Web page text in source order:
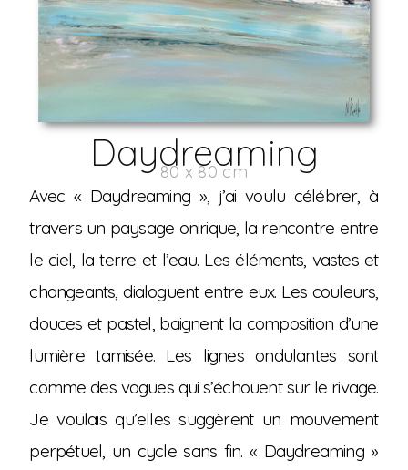
Daydreaming
80 x 80 cm
Avec « Daydreaming », j’ai voulu célébrer, à
travers un paysage onirique, la rencontre entre
le ciel, la terre et l’eau. Les éléments, vastes et
changeants, dialoguent entre eux. Les couleurs,
douces et pastel, baignent la composition d’une
lumière tamisée. Les lignes ondulantes sont
comme des vagues qui s’échouent sur le rivage.
Je voulais qu’elles suggèrent un mouvement
perpétuel, un cycle sans fin. « Daydreaming »